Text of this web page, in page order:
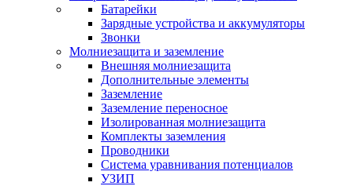
Батарейки
Зарядные устройства и аккумуляторы
Звонки
Молниезащита и заземление
Внешняя молниезащита
Дополнительные элементы
Заземление
Заземление переносное
Изолированная молниезащита
Комплекты заземления
Проводники
Система уравнивания потенциалов
УЗИП